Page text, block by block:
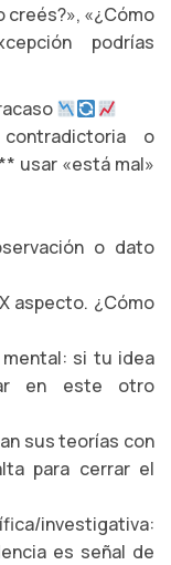
creés?», «¿Cómo
podrías
o
usar «está mal»
o dato
aspecto. ¿Cómo
mental: si tu idea
en este otro
sus teorías con
para cerrar el
investigativa:
es señal de